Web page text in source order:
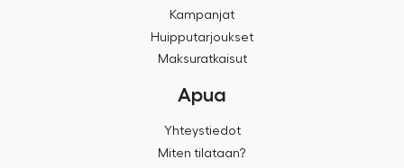
Kampanjat
Huipputarjoukset
Maksuratkaisut
Apua
Yhteystiedot
Miten tilataan?